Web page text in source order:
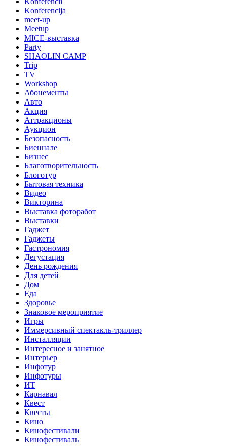
Konferencija
meet-up
Meetup
MICE-выставка
Party
SHAOLIN CAMP
Trip
TV
Workshop
Абонементы
Авто
Акция
Аттракционы
Аукцион
Безопасность
Биеннале
Бизнес
Благотворительность
Блоготур
Бытовая техника
Видео
Викторина
Выставка фоторабот
Выставки
Гаджет
Гаджеты
Гастрономия
Дегустация
День рождения
Для детей
Дом
Еда
Здоровье
Знаковое мероприятие
Игры
Иммерсивный спектакль-триллер
Инсталляции
Интересное и занятное
Интерьер
Инфотур
Инфотуры
ИТ
Карнавал
Квест
Квесты
Кино
Кинофестивали
Кинофестиваль